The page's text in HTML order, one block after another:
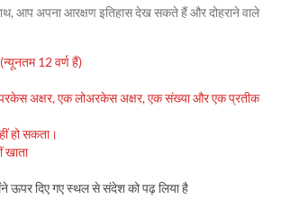
आप अपना आरक्षण इतिहास देख सकते हैं और दोहराने वाले
12 वर्ण हैं)
अक्षर, एक लोअरकेस अक्षर, एक संख्या और एक प्रतीक
हो सकता।
खाता
ऊपर दिए गए स्थल से संदेश को पढ़ लिया है